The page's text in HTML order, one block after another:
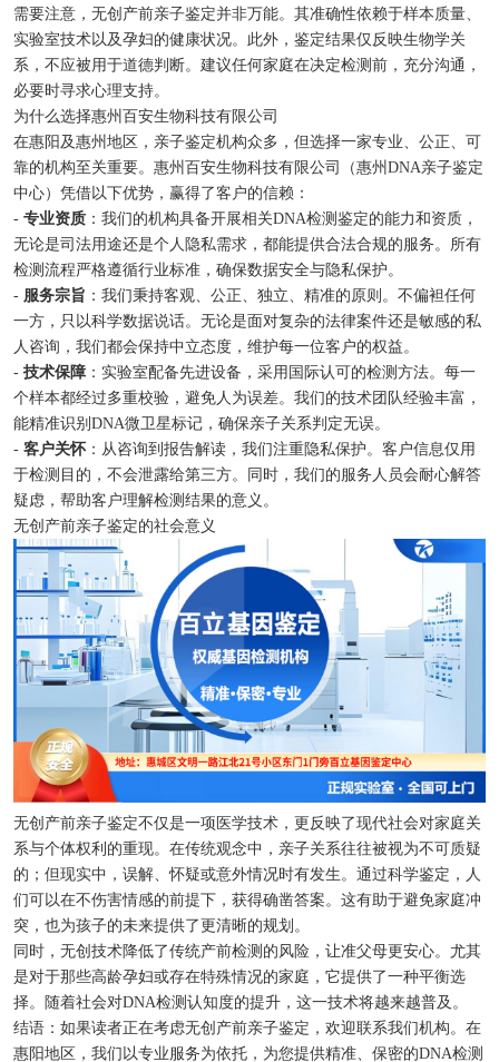
需要注意，无创产前亲子鉴定并非万能。其准确性依赖于样本质量、
实验室技术以及孕妇的健康状况。此外，鉴定结果仅反映生物学关
系，不应被用于道德判断。建议任何家庭在决定检测前，充分沟通，
必要时寻求心理支持。
为什么选择惠州百安生物科技有限公司
在惠阳及惠州地区，亲子鉴定机构众多，但选择一家专业、公正、可
靠的机构至关重要。惠州百安生物科技有限公司（惠州DNA亲子鉴定
中心）凭借以下优势，赢得了客户的信赖：
- 专业资质 ：我们的机构具备开展相关DNA检测鉴定的能力和资质，
无论是司法用途还是个人隐私需求，都能提供合法合规的服务。所有
检测流程严格遵循行业标准，确保数据安全与隐私保护。
- 服务宗旨 ：我们秉持客观、公正、独立、精准的原则。不偏袒任何
一方，只以科学数据说话。无论是面对复杂的法律案件还是敏感的私
人咨询，我们都会保持中立态度，维护每一位客户的权益。
- 技术保障：实验室配备先进设备，采用国际认可的检测方法。每一
个样本都经过多重校验，避免人为误差。我们的技术团队经验丰富，
能精准识别DNA微卫星标记，确保亲子关系判定无误。
- 客户关怀：从咨询到报告解读，我们注重隐私保护。客户信息仅用
于检测目的，不会泄露给第三方。同时，我们的服务人员会耐心解答
疑虑，帮助客户理解检测结果的意义。
无创产前亲子鉴定的社会意义
无创产前亲子鉴定不仅是一项医学技术，更反映了现代社会对家庭关
系与个体权利的重现。在传统观念中，亲子关系往往被视为不可质疑
的；但现实中，误解、怀疑或意外情况时有发生。通过科学鉴定，人
们可以在不伤害情感的前提下，获得确凿答案。这有助于避免家庭冲
突，也为孩子的未来提供了更清晰的规划。
同时，无创技术降低了传统产前检测的风险，让准父母更安心。尤其
是对于那些高龄孕妇或存在特殊情况的家庭，它提供了一种平衡选
择。随着社会对DNA检测认知度的提升，这一技术将越来越普及。
结语：如果读者正在考虑无创产前亲子鉴定，欢迎联系我们机构。在
惠阳地区，我们以专业服务为依托，为您提供精准、保密的DNA检测